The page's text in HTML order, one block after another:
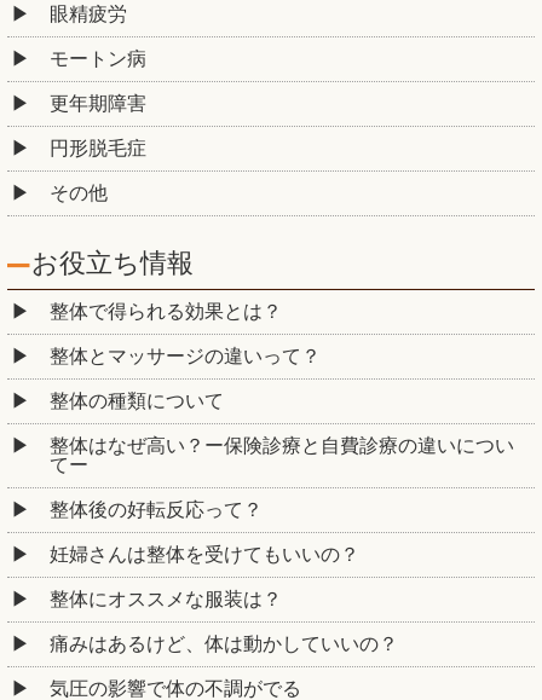
眼精疲労
モートン病
更年期障害
円形脱毛症
その他
お役立ち情報
整体で得られる効果とは？
整体とマッサージの違いって？
整体の種類について
整体はなぜ高い？ー保険診療と自費診療の違いについ
てー
整体後の好転反応って？
妊婦さんは整体を受けてもいいの？
整体にオススメな服装は？
痛みはあるけど、体は動かしていいの？
気圧の影響で体の不調がでる